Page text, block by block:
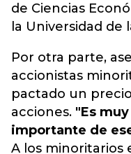
de Ciencias
la Universidad de
Por otra parte,
accionistas
pactado un
acciones. "Es
importante de
A los minoritarios